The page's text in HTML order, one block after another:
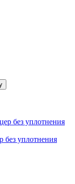
уплотнения